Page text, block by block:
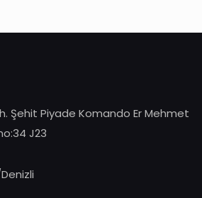
Şehit Piyade Komando Er Mehmet
J23